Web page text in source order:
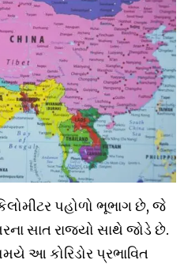
પહોળો ભૂભાગ છે, જે
સાત રાજ્યો સાથે જોડે છે.
આ કોરિડોર પ્રભાવિત